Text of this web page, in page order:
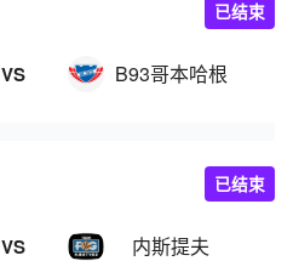
VS B93哥本哈根
已结束
VS 内斯提夫
已结束